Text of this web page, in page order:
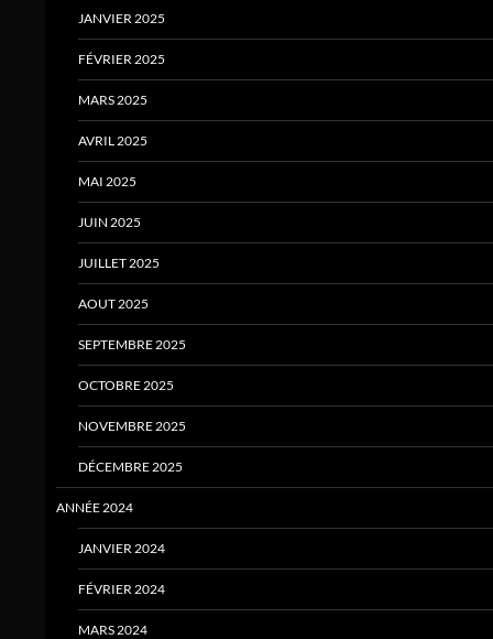
JANVIER 2025
FÉVRIER 2025
MARS 2025
AVRIL 2025
MAI 2025
JUIN 2025
JUILLET 2025
AOUT 2025
SEPTEMBRE 2025
OCTOBRE 2025
NOVEMBRE 2025
DÉCEMBRE 2025
ANNÉE 2024
JANVIER 2024
FÉVRIER 2024
MARS 2024